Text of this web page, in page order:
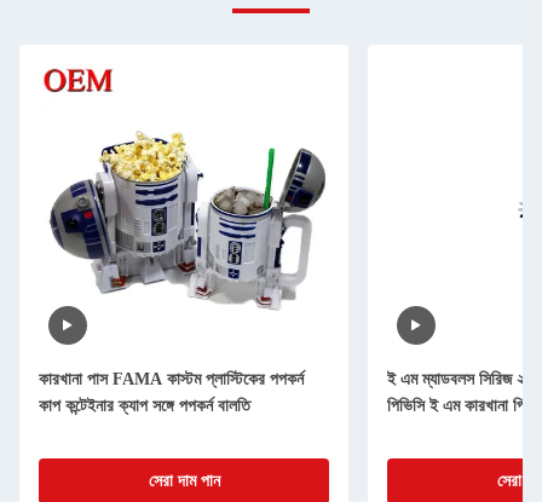
কারখানা পাস FAMA কাস্টম প্লাস্টিকের পপকর্ন
কাপ কন্টেইনার ক্যাপ সঙ্গে পপকর্ন বালতি
সেরা দাম পান
ই এম ম্যাডবলস সিরিজ ২
পিভিসি ই এম কারখানা
সেরা